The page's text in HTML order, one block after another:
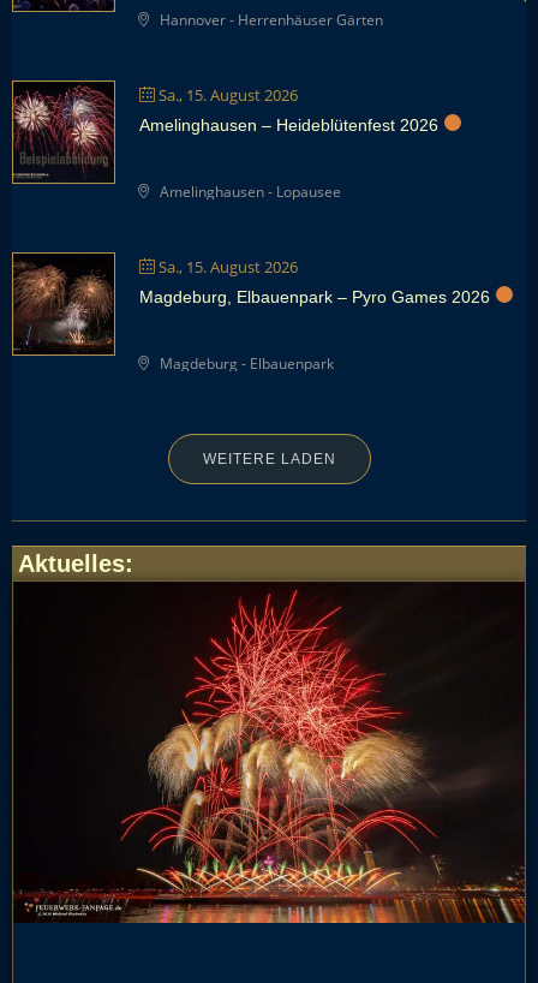
Hannover - Herrenhäuser Gärten
Sa., 15. August 2026
Amelinghausen – Heideblütenfest 2026
Amelinghausen - Lopausee
Sa., 15. August 2026
Magdeburg, Elbauenpark – Pyro Games 2026
Magdeburg - Elbauenpark
WEITERE LADEN
Aktuelles: